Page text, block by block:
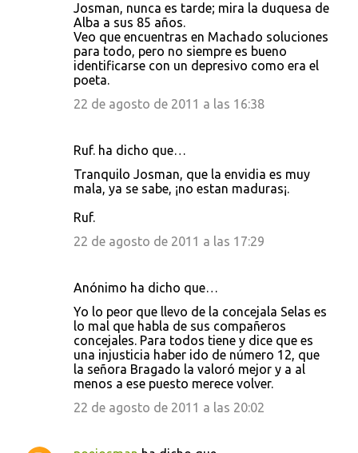
Josman, nunca es tarde; mira la duquesa de
Alba a sus 85 años.
Veo que encuentras en Machado soluciones
para todo, pero no siempre es bueno
identificarse con un depresivo como era el
poeta.
22 de agosto de 2011 a las 16:38
Ruf. ha dicho que…
Tranquilo Josman, que la envidia es muy
mala, ya se sabe, ¡no estan maduras¡.
Ruf.
22 de agosto de 2011 a las 17:29
Anónimo ha dicho que…
Yo lo peor que llevo de la concejala Selas es
lo mal que habla de sus compañeros
concejales. Para todos tiene y dice que es
una injusticia haber ido de número 12, que
la señora Bragado la valoró mejor y a al
menos a ese puesto merece volver.
22 de agosto de 2011 a las 20:02